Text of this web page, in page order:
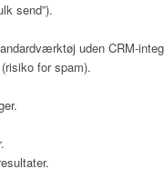
send”).
uden CRM-
for spam).